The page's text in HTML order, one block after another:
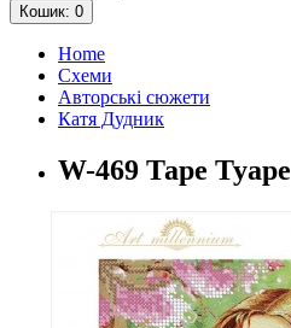
Кошик: 0
Home
Схеми
Авторські сюжети
Катя Дудник
W-469 Таре Туаре